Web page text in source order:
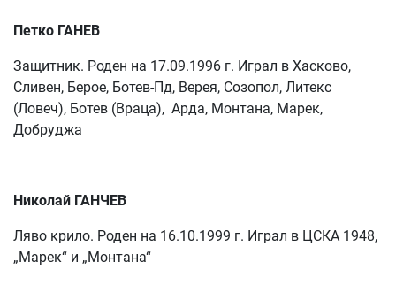
Петко ГАНЕВ
Защитник. Роден на 17.09.1996 г. Играл в Хасково,
Сливен, Берое, Ботев-Пд, Верея, Созопол, Литекс
(Ловеч), Ботев (Враца), Арда, Монтана, Марек,
Добруджа
Николай ГАНЧЕВ
Ляво крило. Роден на 16.10.1999 г. Играл в ЦСКА 1948,
„Марек“ и „Монтана“